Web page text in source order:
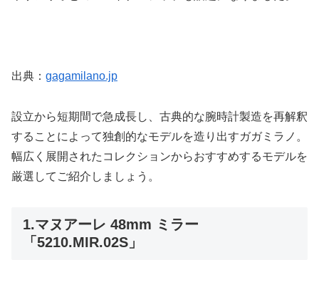
出典： gagamilano.jp
設立から短期間で急成長し、古典的な腕時計製造を再解釈
することによって独創的なモデルを造り出すガガミラノ。
幅広く展開されたコレクションからおすすめするモデルを
厳選してご紹介しましょう。
1.マヌアーレ 48mm ミラー
「5210.MIR.02S」